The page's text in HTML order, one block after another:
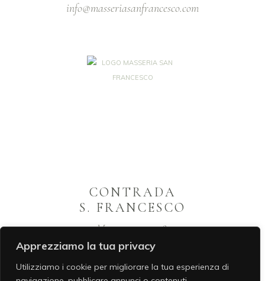
Apprezziamo la tua privacy
Utilizziamo i cookie per migliorare la tua esperienza di
info@masseriasanfrancesco.com
CONTRADA
S. FRANCESCO
75100 – Matera –+39 0835.234534